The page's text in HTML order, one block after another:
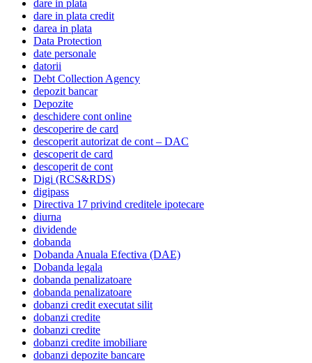
dare in plata
dare in plata credit
darea in plata
Data Protection
date personale
datorii
Debt Collection Agency
depozit bancar
Depozite
deschidere cont online
descoperire de card
descoperit autorizat de cont – DAC
descoperit de card
descoperit de cont
Digi (RCS&RDS)
digipass
Directiva 17 privind creditele ipotecare
diurna
dividende
dobanda
Dobanda Anuala Efectiva (DAE)
Dobanda legala
dobanda penalizatoare
dobanda penalizatoare
dobanzi credit executat silit
dobanzi credite
dobanzi credite
dobanzi credite imobiliare
dobanzi depozite bancare